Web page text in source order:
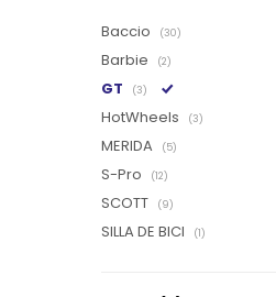
Baccio (30)
Barbie (2)
GT (3)
HotWheels (3)
MERIDA (5)
S-Pro (12)
SCOTT (9)
SILLA DE BICI (1)